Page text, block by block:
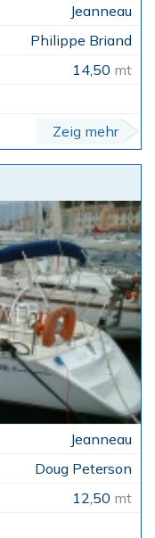
Jeanneau
Philippe Briand
14,50 mt
Zeig mehr
Jeanneau
Doug Peterson
12,50 mt